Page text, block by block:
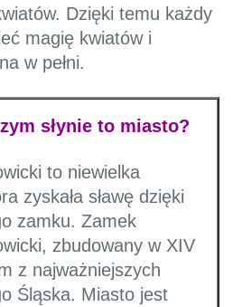
Dzięki temu każdy
magię kwiatów i
w pełni.
słynie to miasto?
to niewielka
zyskała sławę dzięki
zamku. Zamek
zbudowany w XIV
z najważniejszych
Śląska. Miasto jest